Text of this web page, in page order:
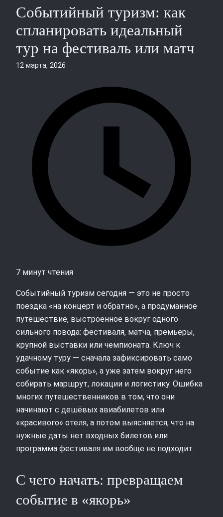
Событийный туризм: как
спланировать идеальный
тур на фестиваль или матч
12 марта, 2026
7 минут чтения
Событийный туризм сегодня — это не просто
поездка «на концерт и обратно», а продуманное
путешествие, выстроенное вокруг одного
сильного повода: фестиваля, матча, премьеры,
крупной выставки или чемпионата. Ключ к
удачному туру — сначала зафиксировать само
событие как «якорь», а уже затем вокруг него
собирать маршрут, локации и логистику. Ошибка
многих путешественников в том, что они
начинают с дешёвых авиабилетов или
«красивого» отеля, а потом выясняется, что на
нужные даты нет входных билетов или
программа фестиваля им вообще не подходит.
С чего начать: превращаем
событие в «якорь»